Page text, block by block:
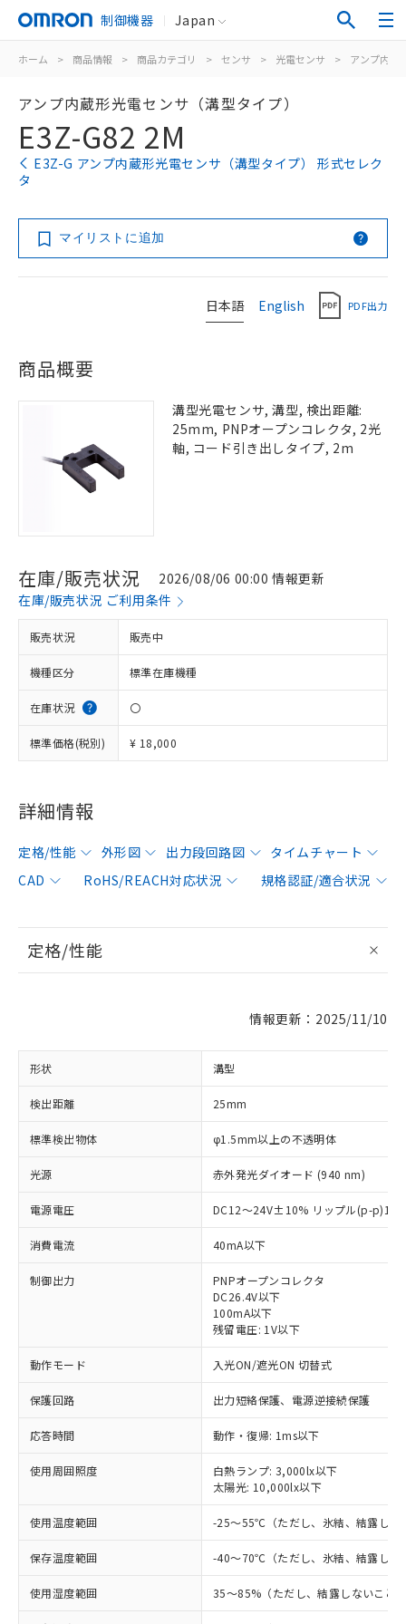
制御機器 Japan
ホーム > 商品情報 > 商品カテゴリ > センサ > 光電センサ > アンプ内蔵
アンプ内蔵形光電センサ（溝型タイプ）
E3Z-G82 2M
E3Z-G アンプ内蔵形光電センサ（溝型タイプ） 形式セレク
タ
マイリストに追加
日本語 English PDF出力
商品概要
溝型光電センサ, 溝型, 検出距離:
25mm, PNPオープンコレクタ, 2光
軸, コード引き出しタイプ, 2m
在庫/販売状況
2026/08/06 00:00 情報更新
在庫/販売状況 ご利用条件
販売状況 販売中
機種区分 標準在庫機種
在庫状況 〇
標準価格(税別) ¥ 18,000
詳細情報
定格/性能 外形図 出力段回路図
タイムチャート
CAD
RoHS/REACH対応状況 規格認証/適合状況
定格/性能
情報更新：2025/11/10
形状 溝型
検出距離 25mm
標準検出物体 φ1.5mm以上の不透明体
光源 赤外発光ダイオード (940 nm)
電源電圧 DC12～24V±10% リップル(p-
消費電流 40mA以下
制御出力
PNPオープンコレクタ
DC26.4V以下
100mA以下
残留電圧: 1V以下
動作モード 入光ON/遮光ON 切替式
保護回路 出力短絡保護、電源逆接続保護
応答時間 動作・復帰: 1ms以下
使用周囲照度
白熱ランプ: 3,000lx以下
太陽光: 10,000lx以下
使用温度範囲 -25～55℃（ただし、氷結、結露しな
保存温度範囲 -40～70℃（ただし、氷結、結露しな
使用湿度範囲 35～85%（ただし、結露しないこと
ご利用条件
ご利用ください。
対応済み：EU RoHS指令（10物質）の
非含有に対応した製品が提供可能な商品で
有に対応した製品に切り替える予定のある
商品です。
非含有に非対応の商品で、対応品を出す予